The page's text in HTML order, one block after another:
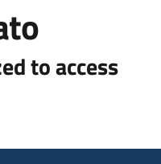
to access